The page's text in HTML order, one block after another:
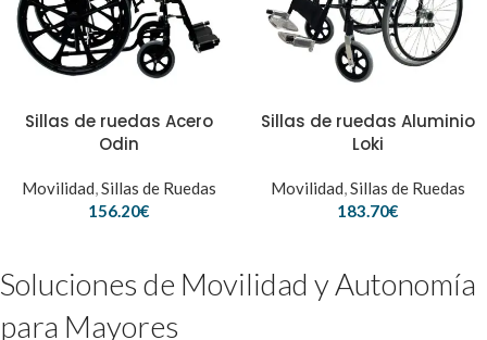
Sillas de ruedas Acero
Odin
Movilidad,Sillas de Ruedas
156.20€
Sillas de ruedas Aluminio
Loki
Movilidad,Sillas de Ruedas
183.70€
Soluciones de Movilidad y Autonomía
para Mayores